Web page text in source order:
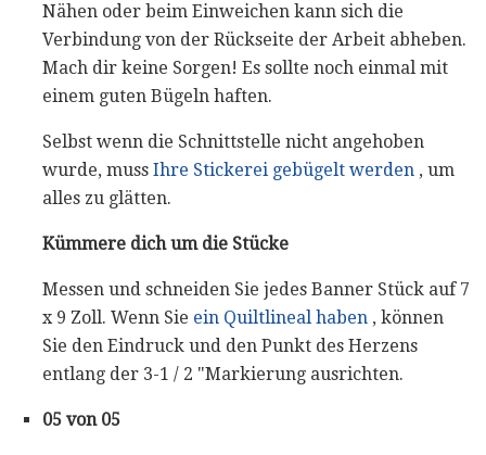
Nähen oder beim Einweichen kann sich die
Verbindung von der Rückseite der Arbeit abheben.
Mach dir keine Sorgen! Es sollte noch einmal mit
einem guten Bügeln haften.
Selbst wenn die Schnittstelle nicht angehoben
wurde, muss Ihre Stickerei gebügelt werden , um
alles zu glätten.
Kümmere dich um die Stücke
Messen und schneiden Sie jedes Banner Stück auf 7
x 9 Zoll. Wenn Sie ein Quiltlineal haben , können
Sie den Eindruck und den Punkt des Herzens
entlang der 3-1 / 2 "Markierung ausrichten.
05 von 05